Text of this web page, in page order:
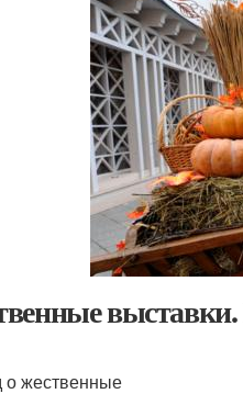
о жественные